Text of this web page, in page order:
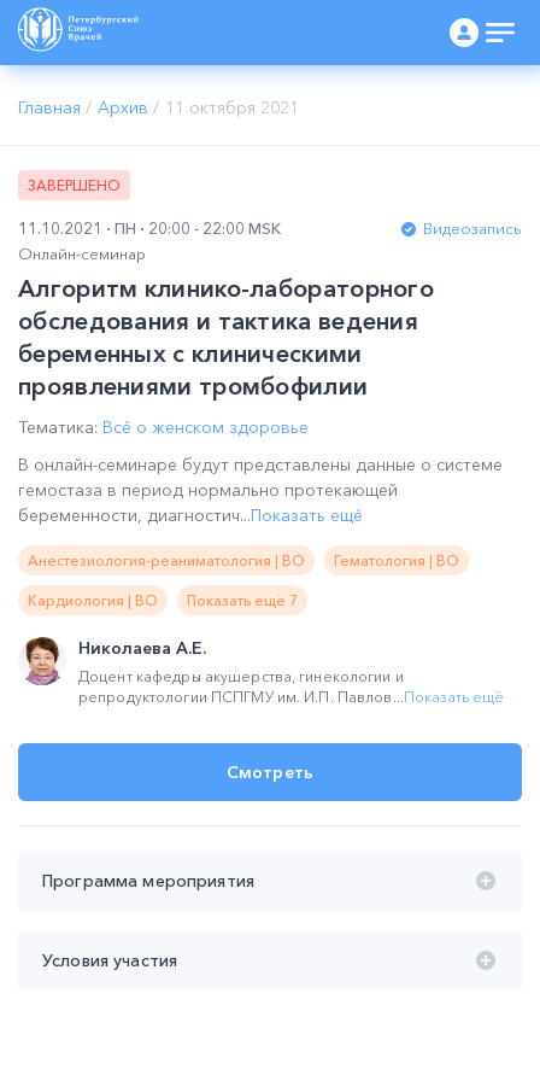
Главная / Архив / 11 октября 2021
ЗАВЕРШЕНО
11.10.2021 ПН 20:00 - 22:00 MSK
Видеозапись
Онлайн-семинар
Алгоритм клинико-лабораторного
обследования и тактика ведения
беременных с клиническими
проявлениями тромбофилии
Тематика: Всё о женском здоровье
В онлайн-семинаре будут представлены данные о системе
гемостаза в период нормально протекающей
беременности, диагностич...Показать ещё
Анестезиология-реаниматология | ВО Гематология | ВО
Кардиология | ВО Показать ещё 7
Николаева А.Е.
Доцент кафедры акушерства, гинекологии и
репродуктологии ПСПГМУ им. И.П. Павлов...Показать ещё
Смотреть
Программа мероприятия
Условия участия